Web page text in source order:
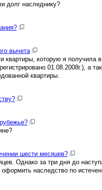
долг наследнику?
вычета
квартиры, которую я получила
01.08.2008г.), а
квартиры.
шести месяцев?
Однако за три дня до
наследство по